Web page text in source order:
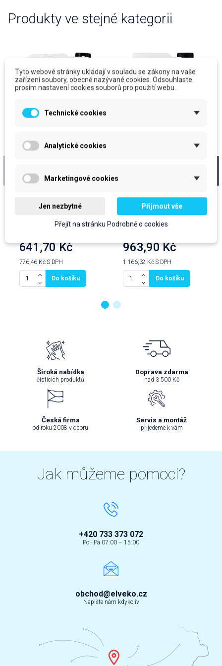
Produkty ve stejné kategorii
Professional Silná
mastnota KOMPLEX,
641,70 Kč
776,46 KčS DPH
Do košíku
konvektomatů, 10kg +
cena za kus: 963,90 Kč bez
Očekáváme dodání zboží
963,90 Kč
1 166,32 KčS DPH
Do košíku
Široká nabídka
čisticích produktů
Doprava zdarma
nad 3 500 Kč
Česká firma
od roku 2008 v oboru
Servis a montáž
přijedeme k vám
Jak můžeme pomoci?
+420 733 373 072
Po - Pá 07:00 – 15:00
obchod@elveko.cz
Napište nám kdykoliv
Tyto webové stránky ukládají v souladu se zákony na vaše
zařízení soubory, obecně nazývané cookies. Odsouhlaste
prosím nastavení cookies souborů pro použití webu.
Technické cookies
Analytické cookies
Marketingové cookies
Jen nezbytné Přijmout vše
Přejít na stránku Podrobně o cookies